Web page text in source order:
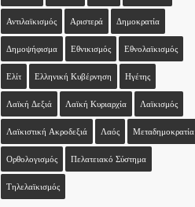
Αντιλαϊκισμός Αριστερά Δημοκρατία
Δημοψήφισμα Εθνικισμός Εθνολαϊκισμός
Ελίτ Ελληνική Κυβέρνηση Ηγέτης
Λαϊκή Δεξιά Λαϊκή Κυριαρχία Λαϊκισμός
Λαϊκιστική Ακροδεξιά Λαός Μεταδημοκρατία
Ορθολογισμός Πελατειακό Σύστημα
Τηλελαϊκισμός